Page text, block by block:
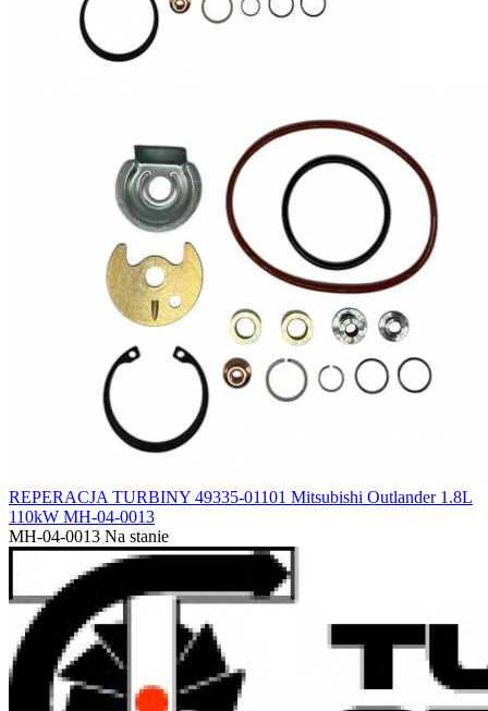
REPERACJA TURBINY 49335-01101 Mitsubishi Outlander 1.8L
110kW MH-04-0013
MH-04-0013 Na stanie